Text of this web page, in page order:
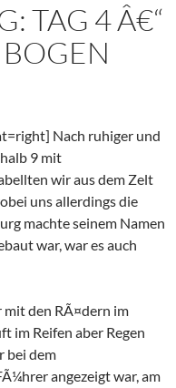
TAG 4 Â€“
Nach ruhiger und
9 mit
wir aus dem Zelt
uns allerdings die
machte seinem Namen
war, war es auch
mit den RÃ¤dern im
im Reifen aber Regen
bei dem
angezeigt war, am